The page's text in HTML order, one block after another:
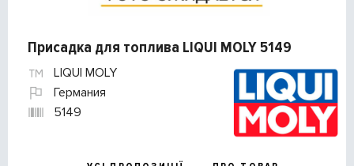
Присадка для топлива LIQUI MOLY 5149
LIQUI MOLY
Германия
5149